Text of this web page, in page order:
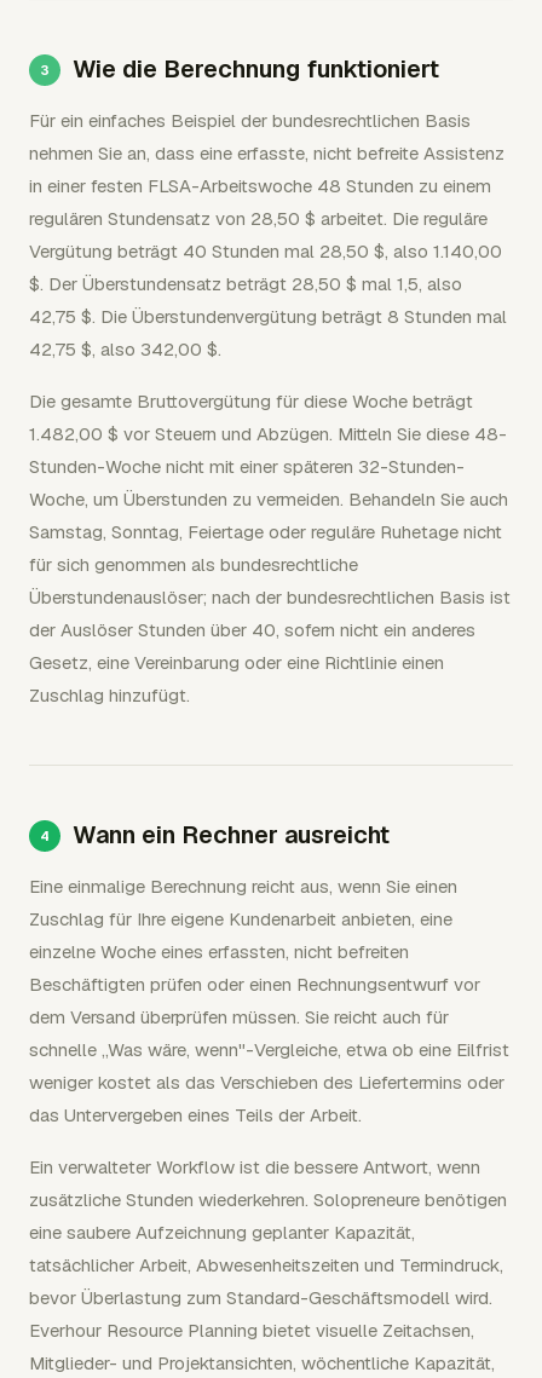
Wie die Berechnung funktioniert
Für ein einfaches Beispiel der bundesrechtlichen Basis
nehmen Sie an, dass eine erfasste, nicht befreite Assistenz
in einer festen FLSA-Arbeitswoche 48 Stunden zu einem
regulären Stundensatz von 28,50 $ arbeitet. Die reguläre
Vergütung beträgt 40 Stunden mal 28,50 $, also 1.140,00
$. Der Überstundensatz beträgt 28,50 $ mal 1,5, also
42,75 $. Die Überstundenvergütung beträgt 8 Stunden mal
42,75 $, also 342,00 $.
Die gesamte Bruttovergütung für diese Woche beträgt
1.482,00 $ vor Steuern und Abzügen. Mitteln Sie diese 48-
Stunden-Woche nicht mit einer späteren 32-Stunden-
Woche, um Überstunden zu vermeiden. Behandeln Sie auch
Samstag, Sonntag, Feiertage oder reguläre Ruhetage nicht
für sich genommen als bundesrechtliche
Überstundenauslöser; nach der bundesrechtlichen Basis ist
der Auslöser Stunden über 40, sofern nicht ein anderes
Gesetz, eine Vereinbarung oder eine Richtlinie einen
Zuschlag hinzufügt.
Wann ein Rechner ausreicht
Eine einmalige Berechnung reicht aus, wenn Sie einen
Zuschlag für Ihre eigene Kundenarbeit anbieten, eine
einzelne Woche eines erfassten, nicht befreiten
Beschäftigten prüfen oder einen Rechnungsentwurf vor
dem Versand überprüfen müssen. Sie reicht auch für
schnelle „Was wäre, wenn"-Vergleiche, etwa ob eine Eilfrist
weniger kostet als das Verschieben des Liefertermins oder
das Untervergeben eines Teils der Arbeit.
Ein verwalteter Workflow ist die bessere Antwort, wenn
zusätzliche Stunden wiederkehren. Solopreneure benötigen
eine saubere Aufzeichnung geplanter Kapazität,
tatsächlicher Arbeit, Abwesenheitszeiten und Termindruck,
bevor Überlastung zum Standard-Geschäftsmodell wird.
Everhour Resource Planning bietet visuelle Zeitachsen,
Mitglieder- und Projektansichten, wöchentliche Kapazität,